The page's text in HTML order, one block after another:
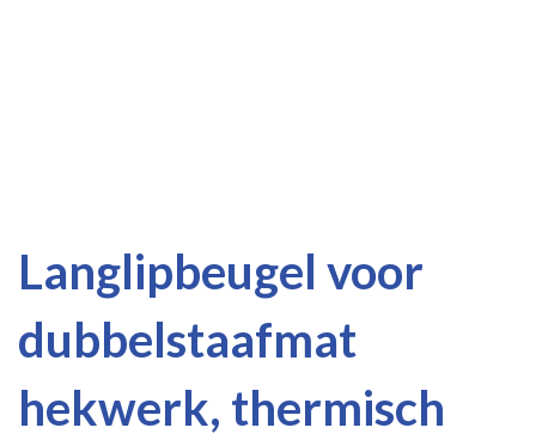
Langlipbeugel voor
dubbelstaafmat
hekwerk, thermisch
naar
einde
van
afbeeldingen-
gallerij
naar
begin
van
afbeeldingen-
gallerij